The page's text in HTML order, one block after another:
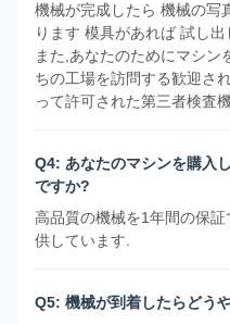
機械が完成したら 機械の写
ります 模具があれば 試し
また,あなたのためにマシン
ちの工場を訪問する歓迎さ
って許可された第三者検査
Q4: あなたのマシンを購入
ですか?
高品質の機械を1年間の保
供しています.
Q5: 機械が到着したらどう